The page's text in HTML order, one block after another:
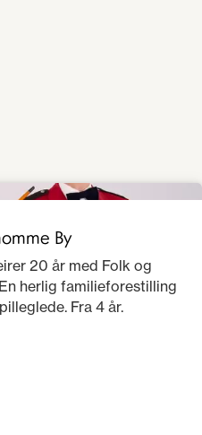
By
20 år med Folk og
herlig familieforestilling
Fra 4 år.